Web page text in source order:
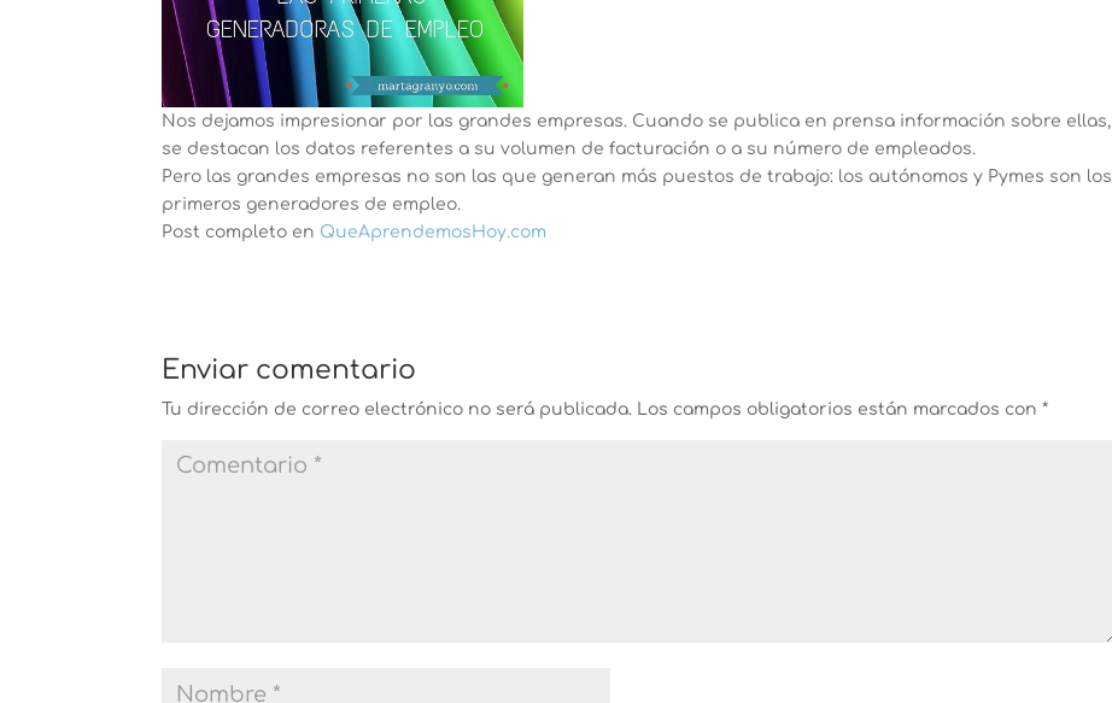
Nos dejamos impresionar por las grandes empresas. Cuando se publica en prensa información sobre ellas,
se destacan los datos referentes a su volumen de facturación o a su número de empleados.
Pero las grandes empresas no son las que generan más puestos de trabajo: los autónomos y Pymes son los
primeros generadores de empleo.
Post completo en QueAprendemosHoy.com
Enviar comentario
Tu dirección de correo electrónico no será publicada. Los campos obligatorios están marcados con*